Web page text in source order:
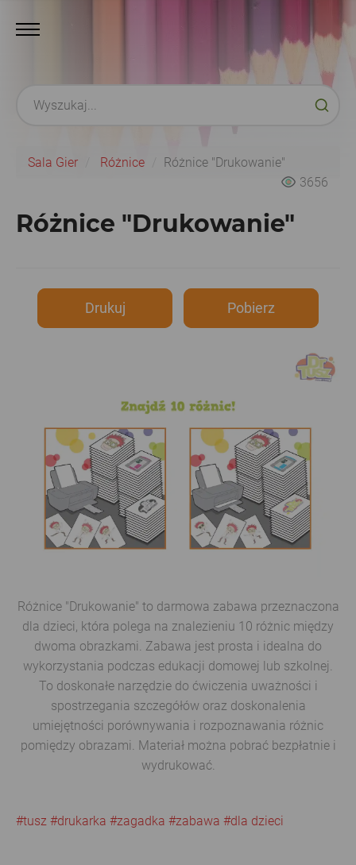
Sala Gier Różnice
Różnice "Drukowanie"
3656
Różnice "Drukowanie"
Drukuj Pobierz
Różnice "Drukowanie" to darmowa zabawa przeznaczona
dla dzieci, która polega na znalezieniu 10 różnic między
dwoma obrazkami. Zabawa jest prosta i idealna do
wykorzystania podczas edukacji domowej lub szkolnej.
To doskonałe narzędzie do ćwiczenia uważności i
spostrzegania szczegółów oraz doskonalenia
umiejętności porównywania i rozpoznawania różnic
pomiędzy obrazami. Materiał można pobrać bezpłatnie i
wydrukować.
#tusz #drukarka #zagadka #zabawa #dla dzieci